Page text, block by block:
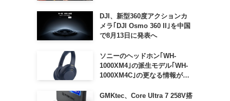
などが利用可能に
DJI、新型360度アクションカ
メラ｢DJI Osmo 360 II｣を中国
で8月13日に発表へ
ソニーのヘッドホン｢WH-
1000XM4｣の派生モデル｢WH-
1000XM4C｣の更なる情報が明
GMKtec、Core Ultra 7 258V搭